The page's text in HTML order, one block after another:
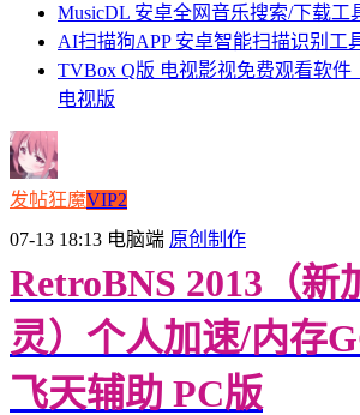
MusicDL 安卓全网音乐搜索/下载工
AI扫描狗APP 安卓智能扫描识别工
TVBox Q版 电视影视免费观看软件
电视版
发帖狂魔VIP2
07-13 18:13 电脑端 原创制作
RetroBNS 2013（新
灵）个人加速/内存
飞天辅助 PC版